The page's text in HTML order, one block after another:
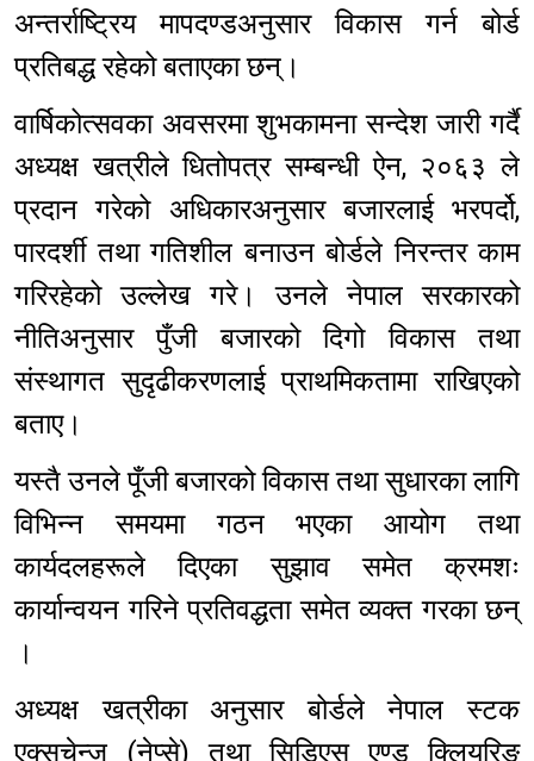
अन्तर्राष्ट्रिय मापदण्डअनुसार विकास गर्न बोर्ड
प्रतिबद्ध रहेको बताएका छन्।
वार्षिकोत्सवका अवसरमा शुभकामना सन्देश जारी गर्दै
अध्यक्ष खत्रीले धितोपत्र सम्बन्धी ऐन, २०६३ ले
प्रदान गरेको अधिकारअनुसार बजारलाई भरपर्दो,
पारदर्शी तथा गतिशील बनाउन बोर्डले निरन्तर काम
गरिरहेको उल्लेख गरे। उनले नेपाल सरकारको
नीतिअनुसार पुँजी बजारको दिगो विकास तथा
संस्थागत सुदृढीकरणलाई प्राथमिकतामा राखिएको
बताए।
यस्तै उनले पूँजी बजारको विकास तथा सुधारका लागि
विभिन्न समयमा गठन भएका आयोग तथा
कार्यदलहरूले दिएका सुझाव समेत क्रमशः
कार्यान्वयन गरिने प्रतिवद्धता समेत व्यक्त गरका छन्
।
अध्यक्ष खत्रीका अनुसार बोर्डले नेपाल स्टक
एक्सचेन्ज (नेप्से) तथा सिडिएस एण्ड क्लियरिङ